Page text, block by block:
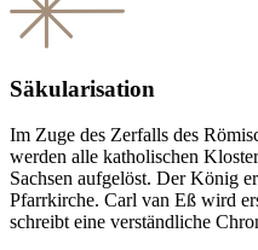
Säkularisation
Im Zuge des Zerfalls des
werden alle katholischen
Sachsen aufgelöst. Der König
Pfarrkirche. Carl van Eß wird
schreibt eine verständliche